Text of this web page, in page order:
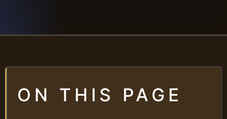
ON THIS PAGE